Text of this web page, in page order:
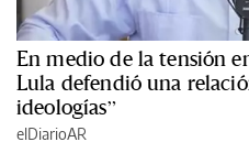
En medio de la tensión
Lula defendió una
ideologías”
elDiarioAR